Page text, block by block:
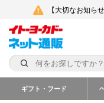
【大切なお知ら
ギフト・フード